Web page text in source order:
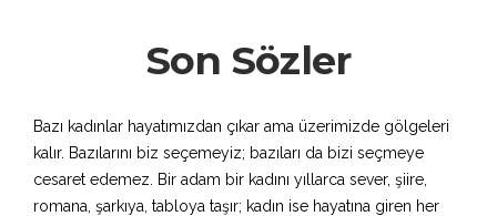
Son Sözler
Bazı kadınlar hayatımızdan çıkar ama üzerimizde gölgeleri
kalır. Bazılarını biz seçemeyiz; bazıları da bizi seçmeye
cesaret edemez. Bir adam bir kadını yıllarca sever, şiire,
romana, şarkıya, tabloya taşır; kadın ise hayatına giren her